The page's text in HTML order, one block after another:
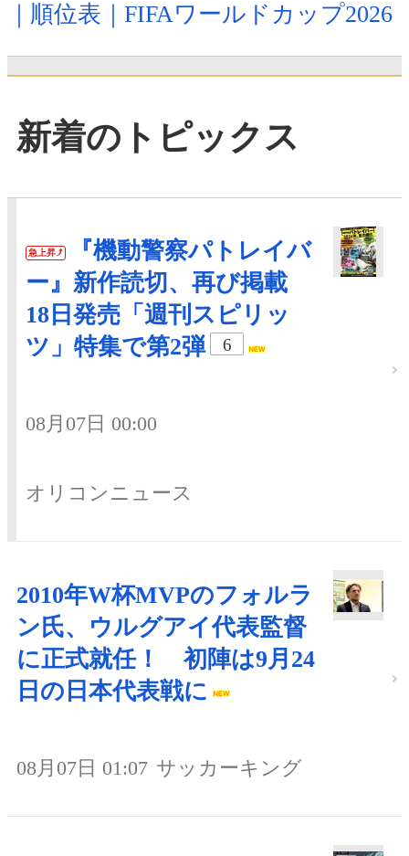
｜順位表｜FIFAワールドカップ2026
新着のトピックス
急上昇
『機動警察パトレイバ
ー』新作読切、再び掲載
18日発売「週刊スピリッ
ツ」特集で第2弾
6
08月07日 00:00
オリコンニュース
2010年W杯MVPのフォルラ
ン氏、ウルグアイ代表監督
に正式就任！ 初陣は9月24
日の日本代表戦に
08月07日 01:07 サッカーキング